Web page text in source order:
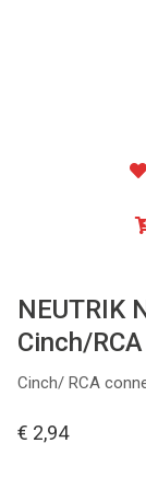
NEUTRIK
Cinch/
Cinch/ RCA
€ 2,94